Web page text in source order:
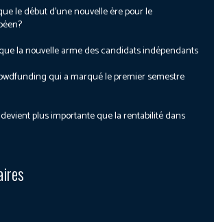
le début d’une nouvelle ère pour le
la nouvelle arme des candidats indépendants
qui a marqué le premier semestre
plus importante que la rentabilité dans